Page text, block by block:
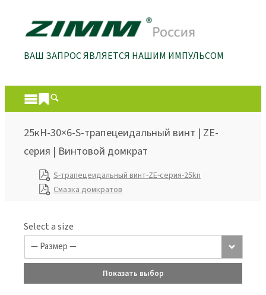
ВАШ ЗАПРОС ЯВЛЯЕТСЯ НАШИМ ИМПУЛЬСОМ
25кН-30×6-S-трапецеидальный винт | ZE-
серия | Винтовой домкрат
S-трапецеидальный винт-ZE-серия-25kn
Смазка домкратов
Select a size
Показать выбор